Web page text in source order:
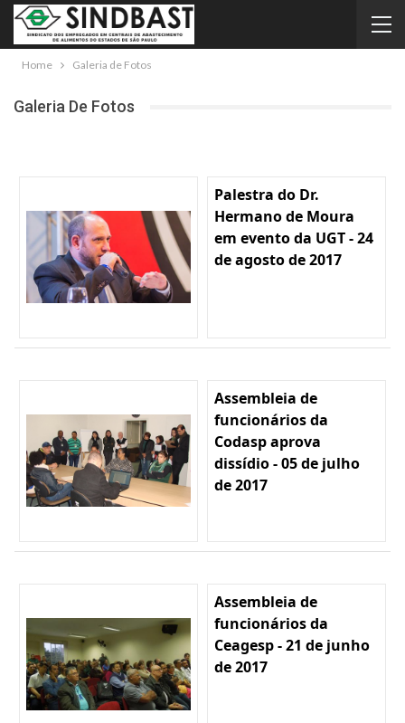
Home Galeria de Fotos
Galeria De Fotos
Palestra do Dr.
Hermano de Moura
em evento da UGT - 24
de agosto de 2017
Assembleia de
funcionários da
Codasp aprova
dissídio - 05 de julho
de 2017
Assembleia de
funcionários da
Ceagesp - 21 de junho
de 2017